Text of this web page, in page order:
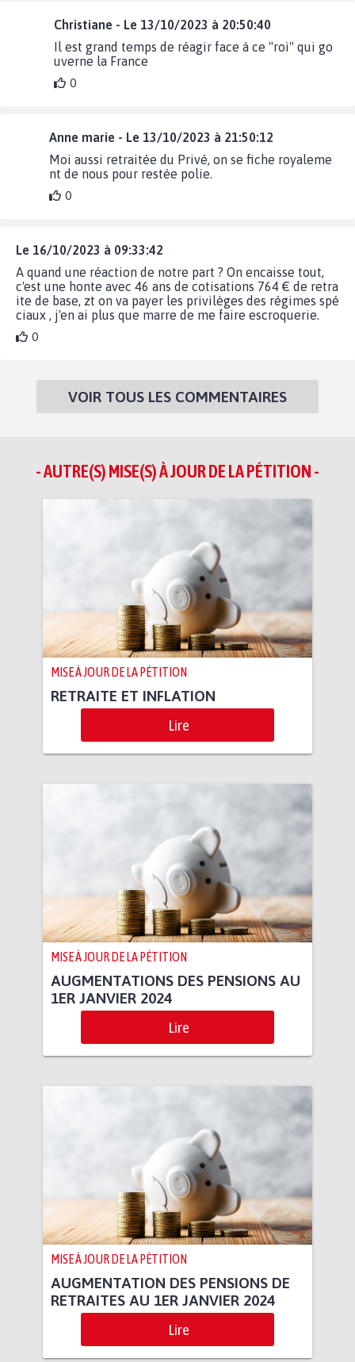
Christiane - Le 13/10/2023 à 20:50:40
Il est grand temps de réagir face à ce "roi" qui go
uverne la France
0
Anne marie - Le 13/10/2023 à 21:50:12
Moi aussi retraitée du Privé, on se fiche royaleme
nt de nous pour restée polie.
0
Le 16/10/2023 à 09:33:42
A quand une réaction de notre part ? On encaisse tout,
c'est une honte avec 46 ans de cotisations 764 € de retra
ite de base, zt on va payer les privilèges des régimes spé
ciaux , j'en ai plus que marre de me faire escroquerie.
0
VOIR TOUS LES COMMENTAIRES
- AUTRE(S) MISE(S) À JOUR DE LA PÉTITION -
MISE À JOUR DE LA PÉTITION
RETRAITE ET INFLATION
Lire
MISE À JOUR DE LA PÉTITION
AUGMENTATIONS DES PENSIONS AU
1ER JANVIER 2024
Lire
MISE À JOUR DE LA PÉTITION
AUGMENTATION DES PENSIONS DE
RETRAITES AU 1ER JANVIER 2024
Lire